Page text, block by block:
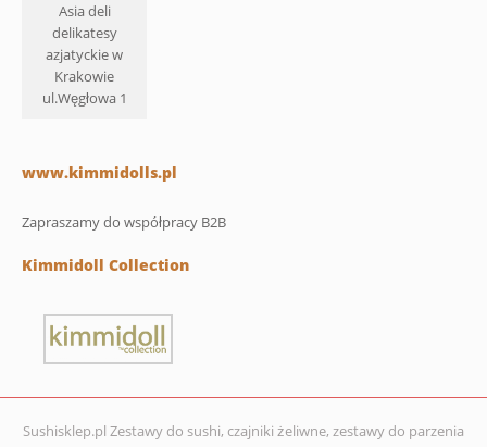
Asia deli
delikatesy
azjatyckie w
Krakowie
ul.Węgłowa 1
www.kimmidolls.pl
Zapraszamy do współpracy B2B
Kimmidoll Collection
Sushisklep.pl Zestawy do sushi, czajniki żeliwne, zestawy do parzenia